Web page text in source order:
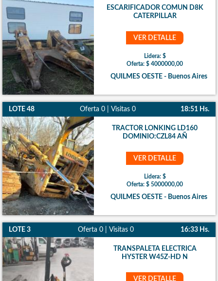
ESCARIFICADOR COMUN D8K
CATERPILLAR
VER DETALLE
Lidera: $
Oferta: $ 4000000,00
QUILMES OESTE - Buenos Aires
LOTE 48 Oferta 0 | Visitas 0 18:51 Hs.
TRACTOR LONKING LD160
DOMINIO:CZL84 AÑ
VER DETALLE
Lidera: $
Oferta: $ 5000000,00
QUILMES OESTE - Buenos Aires
LOTE 3 Oferta 0 | Visitas 0 16:33 Hs.
TRANSPALETA ELECTRICA
HYSTER W45Z-HD N
VER DETALLE